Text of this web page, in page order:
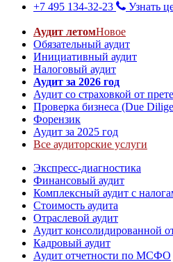
+7 495 134-32-23
Узнать
Аудит летомНовое
Обязательный аудит
Инициативный аудит
Налоговый аудит
Аудит за 2026 год
Аудит со страховкой от
Проверка бизнеса (Due
Форензик
Аудит за 2025 год
Все аудиторские услуги
Экспресс-диагностика
Финансовый аудит
Комплексный аудит с
Стоимость аудита
Отраслевой аудит
Аудит консолидированной
Кадровый аудит
Аудит отчетности по МСФО